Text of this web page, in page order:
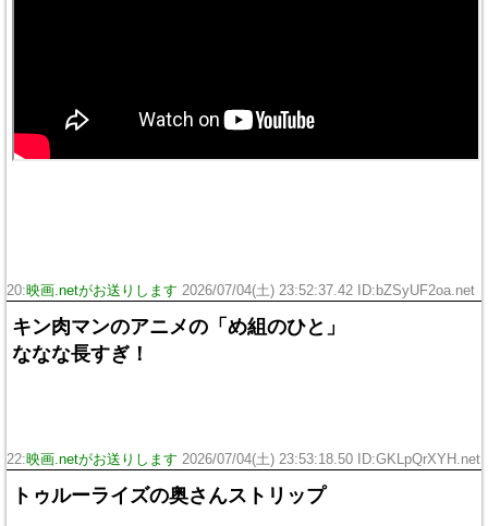
20:映画.netがお送りします 2026/07/04(土) 23:52:37.42 ID:bZSyUF2oa.net
キン肉マンのアニメの「め組のひと」
ななな長すぎ！
22:映画.netがお送りします 2026/07/04(土) 23:53:18.50 ID:GKLpQrXYH.net
トゥルーライズの奥さんストリップ